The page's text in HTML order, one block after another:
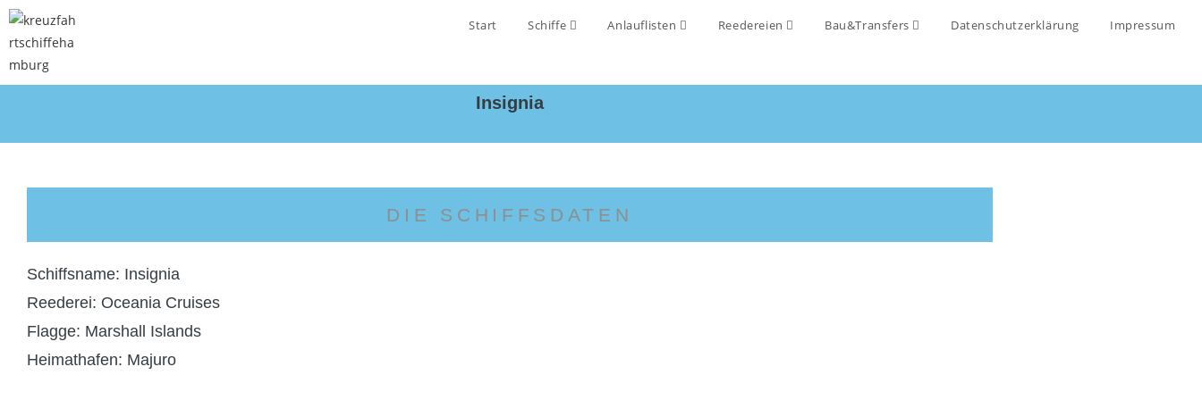
Start Schiffe Anlauflisten Reedereien Bau&Transfers Datenschutzerklärung Impressum
Insignia
DIE SCHIFFSDATEN
Schiffsname: Insignia
Reederei: Oceania Cruises
Flagge: Marshall Islands
Heimathafen: Majuro